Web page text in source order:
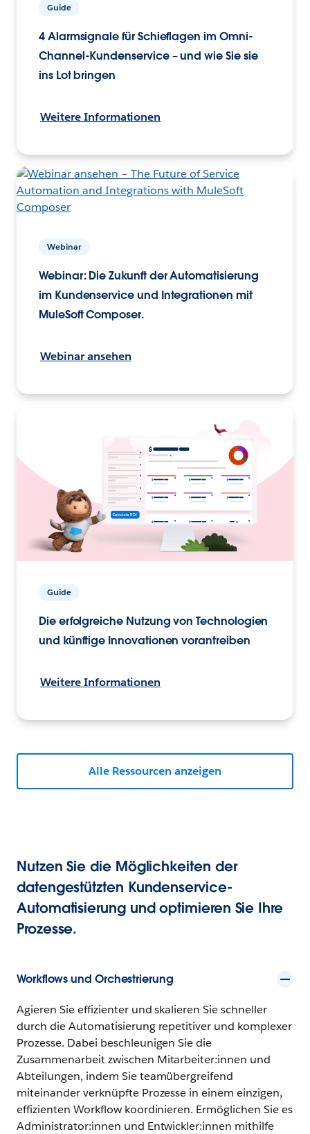
Guide
4 Alarmsignale für Schieflagen im Omni-
Channel-Kundenservice – und wie Sie sie
ins Lot bringen
Weitere Informationen
Webinar
Webinar: Die Zukunft der Automatisierung
im Kundenservice und Integrationen mit
MuleSoft Composer.
Webinar ansehen
Guide
Die erfolgreiche Nutzung von Technologien
und künftige Innovationen vorantreiben
Weitere Informationen
Alle Ressourcen anzeigen
Nutzen Sie die Möglichkeiten der
datengestützten Kundenservice-
Automatisierung und optimieren Sie Ihre
Prozesse.
Workflows und Orchestrierung
Agieren Sie effizienter und skalieren Sie schneller
durch die Automatisierung repetitiver und komplexer
Prozesse. Dabei beschleunigen Sie die
Zusammenarbeit zwischen Mitarbeiter:innen und
Abteilungen, indem Sie teamübergreifend
miteinander verknüpfte Prozesse in einem einzigen,
effizienten Workflow koordinieren. Ermöglichen Sie es
Administrator:innen und Entwickler:innen mithilfe